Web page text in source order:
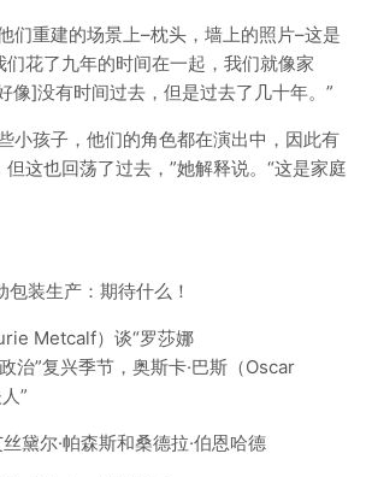
们重建的场景上–枕头，墙上的照片–这是
花了九年的时间在一起，我们就像家
像]没有时间过去，但是过去了几十年。”
小孩子，他们的角色都在演出中，因此有
这也回荡了过去，”她解释说。“这是家庭
装生产：期待什么！
Metcalf）谈“罗莎娜
治”复兴季节，奥斯卡·巴斯（Oscar
”
黛尔·帕森斯和桑德拉·伯恩哈德